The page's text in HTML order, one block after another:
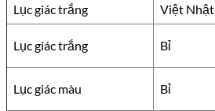
Lục giác trắng
Việt Nhật
Lục giác trắng Bỉ
Lục giác màu Bỉ